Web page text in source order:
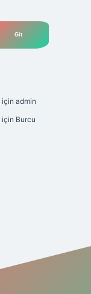
için admin
için Burcu